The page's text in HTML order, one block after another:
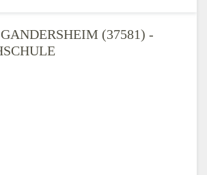
(37581) -